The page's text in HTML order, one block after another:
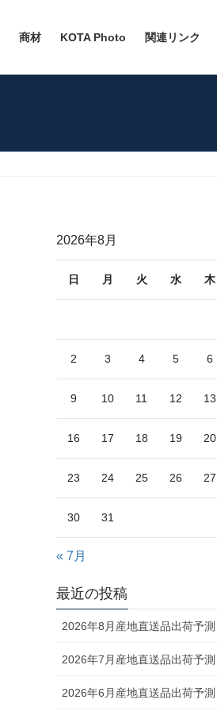
商材 KOTA Photo 関連リンク
2026年8月
日 月 火 水 木
2 3 4 5 6
9 10 11 12 13
16 17 18 19 20
23 24 25 26 27
30 31
« 7月
最近の投稿
2026年8月産地直送品出荷予測
2026年7月産地直送品出荷予測
2026年6月産地直送品出荷予測